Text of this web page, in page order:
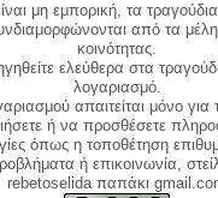
μη εμπορική, τα
από τα μέλη
κοινότητας.
ελεύθερα στα
λογαριασμό.
απαιτείται μόνο
ή να προσθέσετε
όπως η τοποθέτηση
ή επικοινωνία,
rebetoselida παπάκι